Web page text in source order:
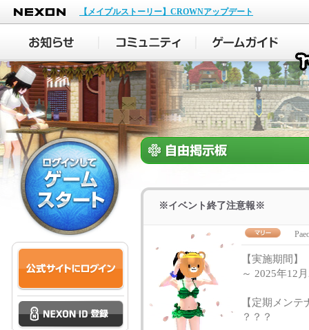
NEXON
【メイプルストーリー】CROWNアップデート
※イベント終了注意報※
【実施期間】
～ 2025年12
【定期メン
？？？